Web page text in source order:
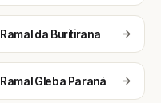
Ramal da Buritirana
Ramal Gleba Paraná